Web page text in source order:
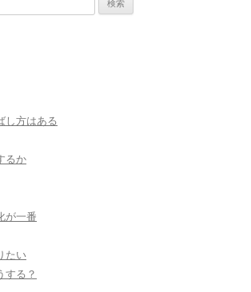
し方はある
るか
が一番
たい
する？